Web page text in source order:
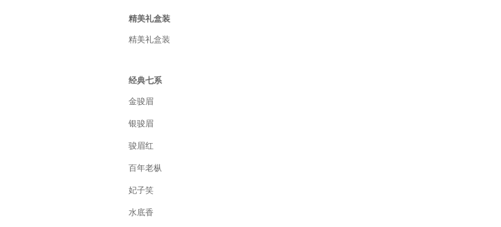
精美礼盒装
精美礼盒装
经典七系
金骏眉
银骏眉
骏眉红
百年老枞
妃子笑
水底香